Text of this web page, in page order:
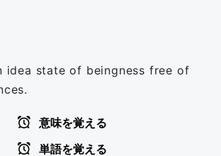
idea state of beingness free of
意味を覚える
単語を覚える